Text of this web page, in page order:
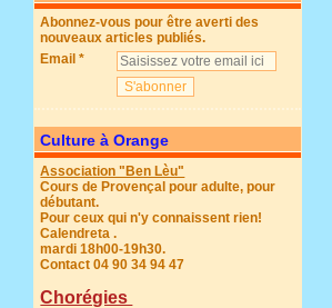
Abonnez-vous pour être averti des
nouveaux articles publiés.
Email
Culture à Orange
Association "Ben Lèu"
Cours de Provençal pour adulte, pour
débutant.
Pour ceux qui n'y connaissent rien!
Calendreta .
mardi 18h00-19h30.
Contact 04 90 34 94 47
Chorégies